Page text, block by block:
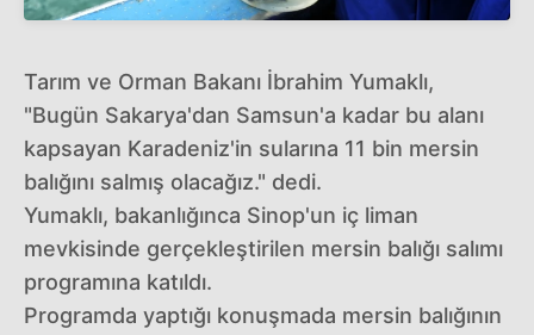
Tarım ve Orman Bakanı İbrahim Yumaklı,
"Bugün Sakarya'dan Samsun'a kadar bu alanı
kapsayan Karadeniz'in sularına 11 bin mersin
balığını salmış olacağız." dedi.
Yumaklı, bakanlığınca Sinop'un iç liman
mevkisinde gerçekleştirilen mersin balığı salımı
programına katıldı.
Programda yaptığı konuşmada mersin balığının